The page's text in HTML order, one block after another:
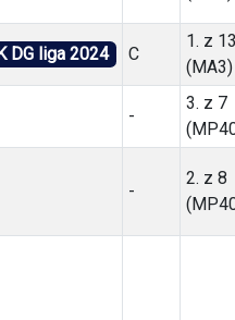
DG liga 2024 C
1. z
(MA3)
-
3. z 7
-
2. z 8